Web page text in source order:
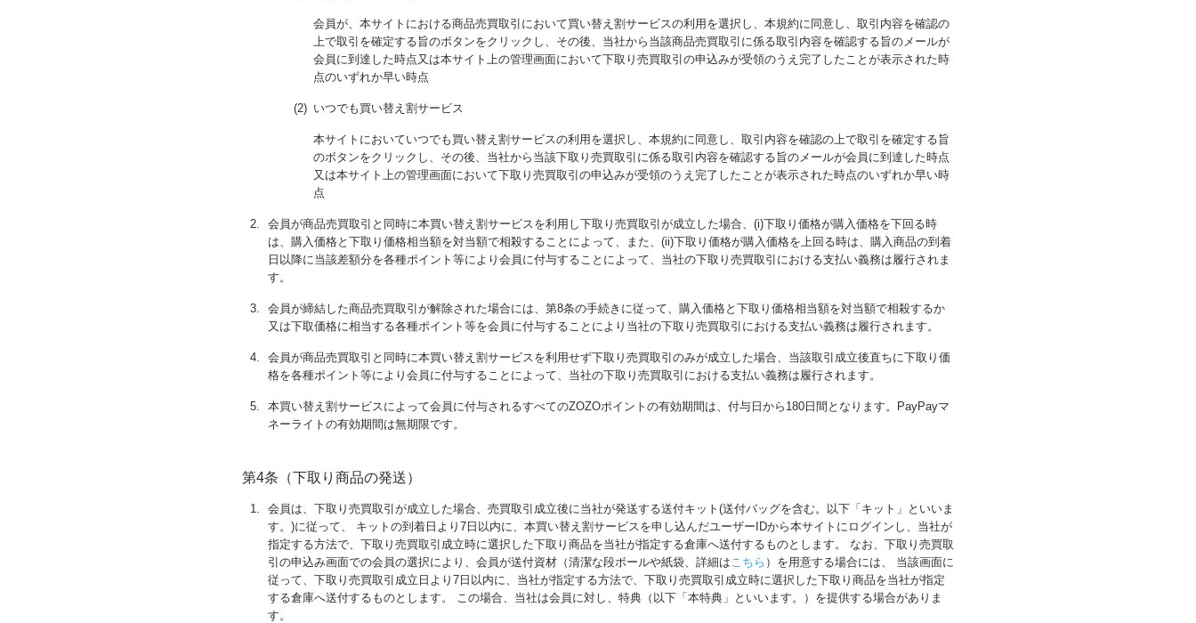
会員が、本サイトにおける商品売買取引において買い替え割サービスの利用を選択し、本規約に同意し、取引内容を確認の
上で取引を確定する旨のボタンをクリックし、その後、当社から当該商品売買取引に係る取引内容を確認する旨のメールが
会員に到達した時点又は本サイト上の管理画面において下取り売買取引の申込みが受領のうえ完了したことが表示された時
点のいずれか早い時点
(2) いつでも買い替え割サービス
本サイトにおいていつでも買い替え割サービスの利用を選択し、本規約に同意し、取引内容を確認の上で取引を確定する旨
のボタンをクリックし、その後、当社から当該下取り売買取引に係る取引内容を確認する旨のメールが会員に到達した時点
又は本サイト上の管理画面において下取り売買取引の申込みが受領のうえ完了したことが表示された時点のいずれか早い時
点
2.
会員が商品売買取引と同時に本買い替え割サービスを利用し下取り売買取引が成立した場合、(i)下取り価格が購入価格を下回る時
は、購入価格と下取り価格相当額を対当額で相殺することによって、また、(ii)下取り価格が購入価格を上回る時は、購入商品の到着
日以降に当該差額分を各種ポイント等により会員に付与することによって、当社の下取り売買取引における支払い義務は履行されま
す。
3.
会員が締結した商品売買取引が解除された場合には、第8条の手続きに従って、購入価格と下取り価格相当額を対当額で相殺するか
又は下取価格に相当する各種ポイント等を会員に付与することにより当社の下取り売買取引における支払い義務は履行されます。
4.
会員が商品売買取引と同時に本買い替え割サービスを利用せず下取り売買取引のみが成立した場合、当該取引成立後直ちに下取り価
格を各種ポイント等により会員に付与することによって、当社の下取り売買取引における支払い義務は履行されます。
5.
本買い替え割サービスによって会員に付与されるすべてのZOZOポイントの有効期間は、付与日から180日間となります。PayPayマ
ネーライトの有効期間は無期限です。
第4条（下取り商品の発送）
1.
会員は、下取り売買取引が成立した場合、売買取引成立後に当社が発送する送付キット(送付バッグを含む。以下「キット」といいま
す。)に従って、 キットの到着日より7日以内に、本買い替え割サービスを申し込んだユーザーIDから本サイトにログインし、当社が
指定する方法で、下取り売買取引成立時に選択した下取り商品を当社が指定する倉庫へ送付するものとします。 なお、下取り売買取
引の申込み画面での会員の選択により、会員が送付資材（清潔な段ボールや紙袋、詳細はこちら ）を用意する場合には、 当該画面に
従って、下取り売買取引成立日より7日以内に、当社が指定する方法で、下取り売買取引成立時に選択した下取り商品を当社が指定
する倉庫へ送付するものとします。 この場合、当社は会員に対し、特典（以下「本特典」といいます。）を提供する場合がありま
す。